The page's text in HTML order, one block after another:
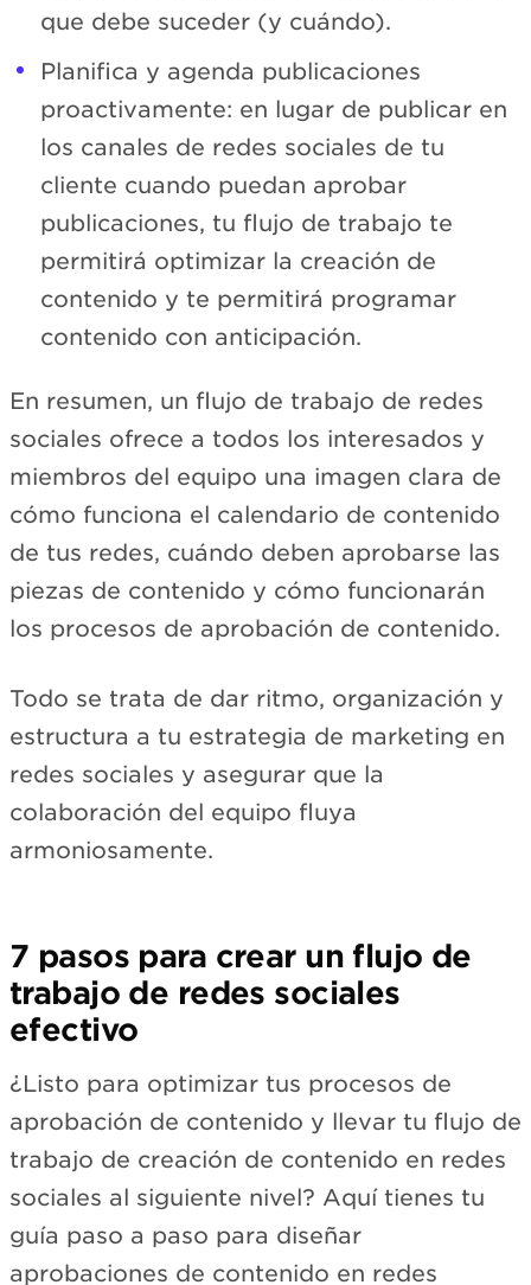
que debe suceder (y cuándo).
Planifica y agenda publicaciones
proactivamente: en lugar de publicar en
los canales de redes sociales de tu
cliente cuando puedan aprobar
publicaciones, tu flujo de trabajo te
permitirá optimizar la creación de
contenido y te permitirá programar
contenido con anticipación.
En resumen, un flujo de trabajo de redes
sociales ofrece a todos los interesados y
miembros del equipo una imagen clara de
cómo funciona el calendario de contenido
de tus redes, cuándo deben aprobarse las
piezas de contenido y cómo funcionarán
los procesos de aprobación de contenido.
Todo se trata de dar ritmo, organización y
estructura a tu estrategia de marketing en
redes sociales y asegurar que la
colaboración del equipo fluya
armoniosamente.
7 pasos para crear un flujo de
trabajo de redes sociales
efectivo
¿Listo para optimizar tus procesos de
aprobación de contenido y llevar tu flujo de
trabajo de creación de contenido en redes
sociales al siguiente nivel? Aquí tienes tu
guía paso a paso para diseñar
aprobaciones de contenido en redes